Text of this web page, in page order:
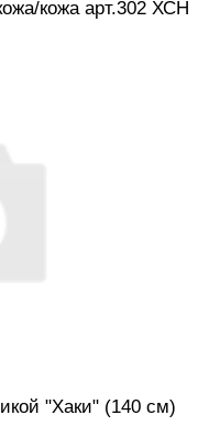
кожа арт.302 ХСН
"Хаки" (140 см)